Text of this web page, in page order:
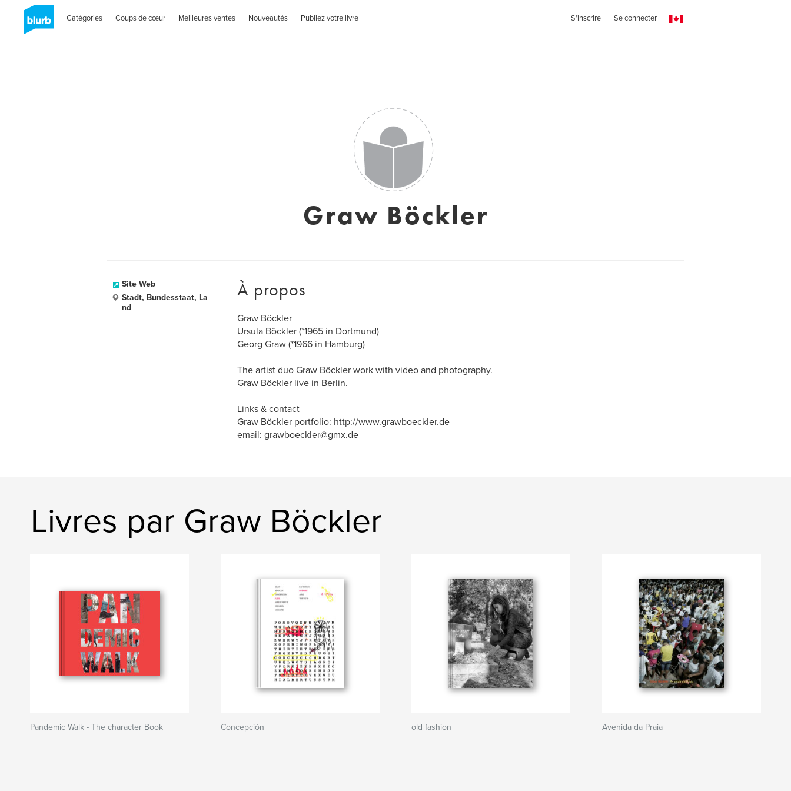
Catégories Coups de cœur Meilleures ventes Nouveautés Publiez votre livre S'inscrire Se connecter
Graw Böckler
Site Web
Stadt, Bundesstaat, La
nd
À propos
Graw Böckler
Ursula Böckler (*1965 in Dortmund)
Georg Graw (*1966 in Hamburg)
The artist duo Graw Böckler work with video and photography.
Graw Böckler live in Berlin.
Links & contact
Graw Böckler portfolio: http://www.grawboeckler.de
email: grawboeckler@gmx.de
Livres par Graw Böckler
Pandemic Walk - The character Book Concepción old fashion Avenida da Praia